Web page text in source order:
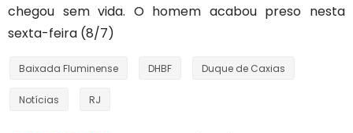
chegou sem vida. O homem acabou preso nesta
sexta-feira (8/7)
Baixada Fluminense DHBF Duque de Caxias
Notícias RJ